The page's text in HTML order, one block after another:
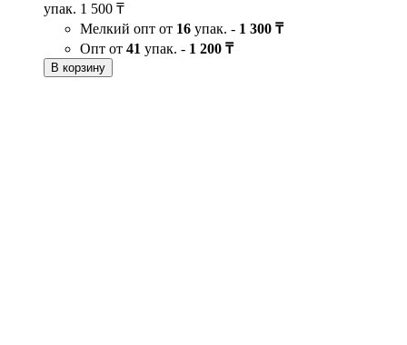
упак. 1 500 ₸
Мелкий опт от 16 упак. - 1 300 ₸
Опт от 41 упак. - 1 200 ₸
В корзину